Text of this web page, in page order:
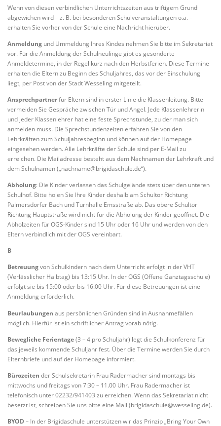
Wenn von diesen verbindlichen Unterrichtszeiten aus triftigem Grund
abgewichen wird – z. B. bei besonderen Schulveranstaltungen o.ä. –
erhalten Sie vorher von der Schule eine Nachricht hierüber.
Anmeldung und Ummeldung Ihres Kindes nehmen Sie bitte im Sekretariat
vor. Für die Anmeldung der Schulneulinge gibt es gesonderte
Anmeldetermine, in der Regel kurz nach den Herbstferien. Diese Termine
erhalten die Eltern zu Beginn des Schuljahres, das vor der Einschulung
liegt, per Post von der Stadt Wesseling mitgeteilt.
Ansprechpartnerfür Eltern sind in erster Linie die Klassenleitung. Bitte
vermeiden Sie Gespräche zwischen Tür und Angel. Jede Klassenlehrerin
und jeder Klassenlehrer hat eine feste Sprechstunde, zu der man sich
anmelden muss. Die Sprechstundenzeiten erfahren Sie von den
Lehrkräften zum Schuljahresbeginn und können auf der Homepage
eingesehen werden. Alle Lehrkräfte der Schule sind per E-Mail zu
erreichen. Die Mailadresse besteht aus dem Nachnamen der Lehrkraft und
dem Schulnamen („nachname@brigidaschule.de“).
Abholung: Die Kinder verlassen das Schulgelände stets über den unteren
Schulhof. Bitte holen Sie Ihre Kinder deshalb am Schultor Richtung
Palmersdorfer Bach und Turnhalle Emsstraße ab. Das obere Schultor
Richtung Hauptstraße wird nicht für die Abholung der Kinder geöffnet. Die
Abholzeiten für OGS-Kinder sind 15 Uhr oder 16 Uhr und werden von den
Eltern verbindlich mit der OGS vereinbart.
B
Betreuungvon Schulkindern nach dem Unterricht erfolgt in der VHT
(Verlässlicher Halbtag) bis 13:15 Uhr. In der OGS (Offene Ganztagsschule)
erfolgt sie bis 15:00 oder bis 16:00 Uhr. Für diese Betreuungen ist eine
Anmeldung erforderlich.
Beurlaubungen aus persönlichen Gründen sind in Ausnahmefällen
möglich. Hierfür ist ein schriftlicher Antrag vorab nötig.
Bewegliche Ferientage(3 – 4 pro Schuljahr) legt die Schulkonferenz für
das jeweils kommende Schuljahr fest. Über die Termine werden Sie durch
Elternbriefe und auf der Homepage informiert.
Bürozeiten der Schulsekretärin Frau Radermacher sind montags bis
mittwochs und freitags von 7:30 – 11.00 Uhr. Frau Radermacher ist
telefonisch unter 02232/941403 zu erreichen. Wenn das Sekretariat nicht
besetzt ist, schreiben Sie uns bitte eine Mail (brigidaschule@wesseling.de).
BYOD – In der Brigidaschule unterstützen wir das Prinzip „Bring Your Own